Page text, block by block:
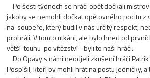
Po šesti týdnech se hráči opět dočkali
jakoby se nemohli dočkat opětovného pocitu z
na soupeře, který budil v nás určitý respekt,
prohráli. V tomto utkáni, ale bylo hned od
větší touhu po vítězství - byli to naši hráči.
Do Opavy s námi neodjeli zkušení hráči Patrik
Pospíšil, kteří by mohli hrát na postu jedničky,